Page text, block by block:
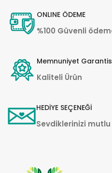
ONLINE ÖDEME
%100 Güvenli
Memnuniyet
Kaliteli Ürün
HEDİYE SEÇENEĞİ
Sevdiklerinizi